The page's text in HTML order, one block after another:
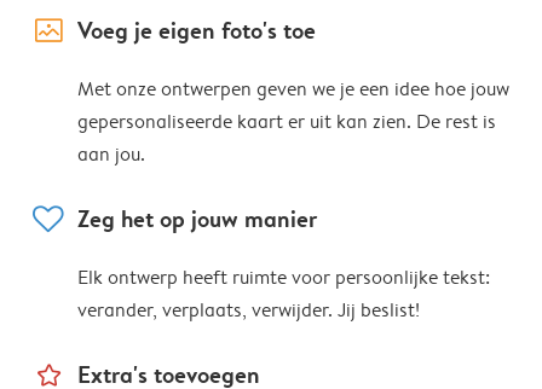
image_placeholder Voeg je eigen foto's toe
Met onze ontwerpen geven we je een idee hoe jouw
gepersonaliseerde kaart er uit kan zien. De rest is
aan jou.
heart Zeg het op jouw manier
Elk ontwerp heeft ruimte voor persoonlijke tekst:
verander, verplaats, verwijder. Jij beslist!
star_outline Extra's toevoegen